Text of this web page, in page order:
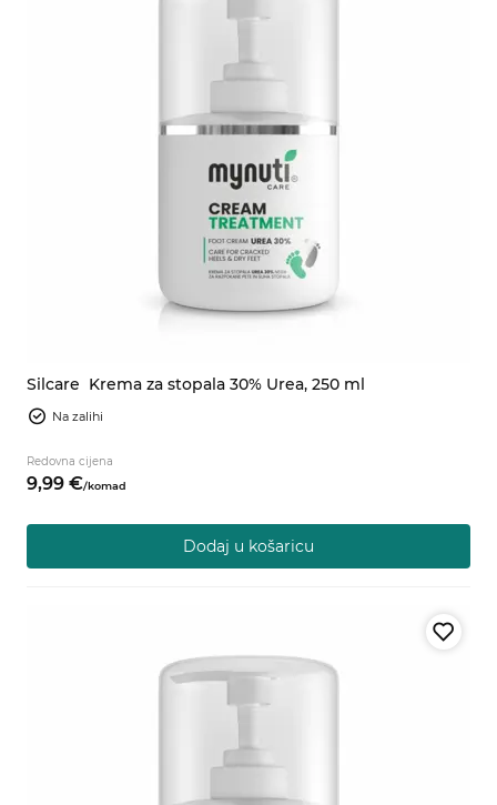
Silcare Krema za stopala 30% Urea, 250 ml
Na zalihi
Redovna cijena
9,99 €/komad
Dodaj u košaricu